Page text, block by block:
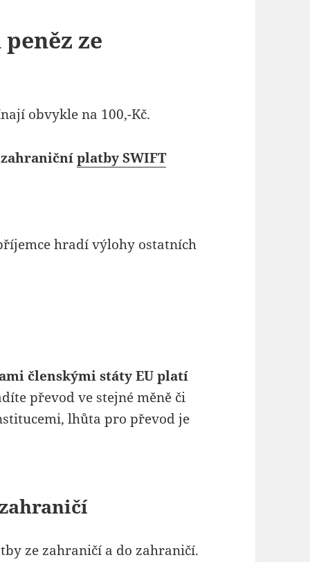
ze
obvykle na 100,-Kč.
zahraničníplatby SWIFT
hradí výlohy ostatních
členskými státy EU platí
převod ve stejné měně či
lhůta pro převod je
ze zahraničí a do zahraničí.